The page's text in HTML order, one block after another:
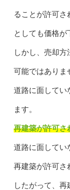
ることが許可さ
としても価格が
しかし、売却
可能ではありま
道路に面してい
ます。
再建築が許可さ
道路に面してい
再建築が許可さ
したがって、